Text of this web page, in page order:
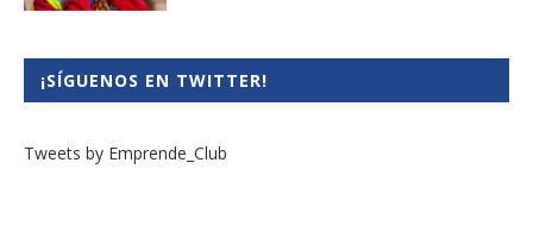
¡SÍGUENOS EN TWITTER!
Tweets by Emprende_Club